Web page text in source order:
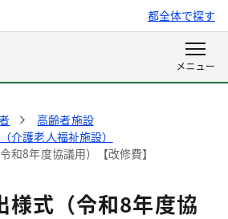
都全体で探す
高齢者施設
介護老人福祉施設）
和8年度協議用）【改修費】
様式（令和8年度協